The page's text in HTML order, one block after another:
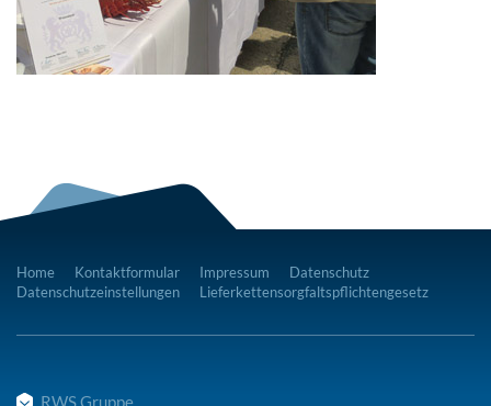
Home Kontaktformular Impressum
Datenschutz
Datenschutzeinstellungen
Lieferkettensorgfaltspflichtengesetz
RWS Gruppe